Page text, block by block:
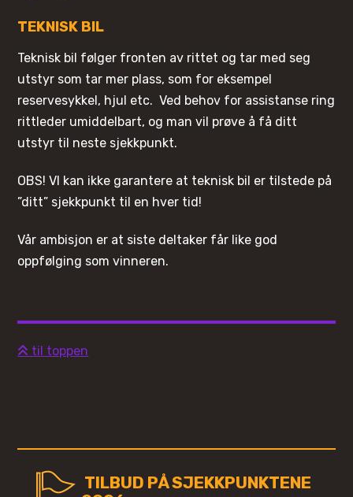
TEKNISK BIL
Teknisk bil følger fronten av rittet og tar med seg
utstyr som tar mer plass, som for eksempel
reservesykkel, hjul etc. Ved behov for assistanse ring
rittleder umiddelbart, og man vil prøve å få ditt
utstyr til neste sjekkpunkt.
OBS! VI kan ikke garantere at teknisk bil er tilstede på
”ditt” sjekkpunkt til en hver tid!
Vår ambisjon er at siste deltaker får like god
oppfølging som vinneren.
til toppen
TILBUD PÅ SJEKKPUNKTENE